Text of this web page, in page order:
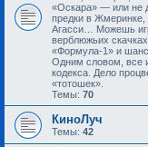
«Оскара» — или не
предки в Жмеринке,
Агасси… Можешь
верблюжьих
«Формула-1» и
Одним словом, все
кодекса. Дело
«тотошек».
Темы: 70
КиноЛуч
Темы: 42